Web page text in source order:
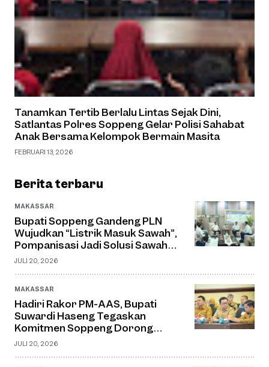
Tanamkan Tertib Berlalu Lintas Sejak Dini,
Satlantas Polres Soppeng Gelar Polisi Sahabat
Anak Bersama Kelompok Bermain Masita
FEBRUARI 13, 2026
Berita terbaru
MAKASSAR
Bupati Soppeng Gandeng PLN
Wujudkan “Listrik Masuk Sawah”,
Pompanisasi Jadi Solusi Sawah
Tadah Hujan
JULI 20, 2026
MAKASSAR
Hadiri Rakor PM-AAS, Bupati
Suwardi Haseng Tegaskan
Komitmen Soppeng Dorong
Pertanian Modern dan Swasembada
JULI 20, 2026